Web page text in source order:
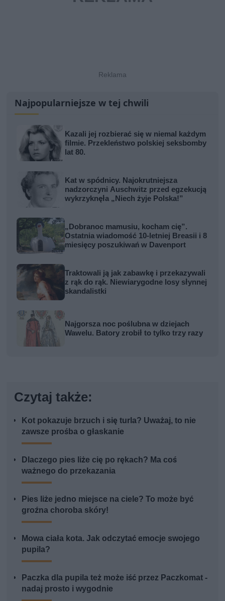
Najpopularniejsze w tej chwili
Kazali jej rozbierać się w niemal każdym
filmie. Przekleństwo polskiej seksbomby
lat 80.
Kat w spódnicy. Najokrutniejsza
nadzorczyni Auschwitz przed egzekucją
wykrzyknęła „Niech żyje Polska!”
„Dobranoc mamusiu, kocham cię”.
Ostatnia wiadomość 10-letniej Breasii i 8
miesięcy poszukiwań w Davenport
Traktowali ją jak zabawkę i przekazywali
z rąk do rąk. Niewiarygodne losy słynnej
skandalistki
Najgorsza noc poślubna w dziejach
Wawelu. Batory zrobił to tylko trzy razy
Czytaj także:
Kot pokazuje brzuch i się turla? Uważaj, to nie
zawsze prośba o głaskanie
Dlaczego pies liże cię po rękach? Ma coś
ważnego do przekazania
Pies liże jedno miejsce na ciele? To może być
groźna choroba skóry!
Mowa ciała kota. Jak odczytać emocje swojego
pupila?
Paczka dla pupila też może iść przez Paczkomat -
nadaj prosto i wygodnie